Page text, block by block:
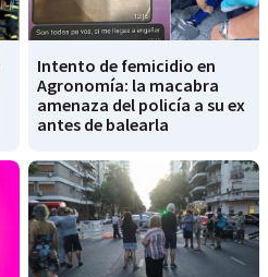
Intento de femicidio en
Agronomía: la macabra
amenaza del policía a su ex
antes de balearla